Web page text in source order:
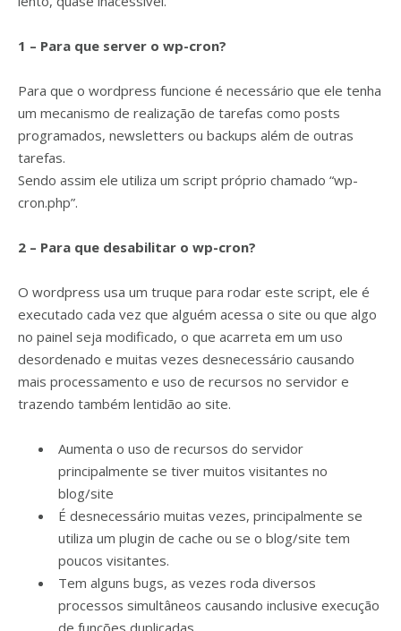
1 – Para que server o wp-cron?
Para que o wordpress funcione é necessário que ele tenha
um mecanismo de realização de tarefas como posts
programados, newsletters ou backups além de outras
tarefas.
Sendo assim ele utiliza um script próprio chamado “wp-
cron.php”.
2 – Para que desabilitar o wp-cron?
O wordpress usa um truque para rodar este script, ele é
executado cada vez que alguém acessa o site ou que algo
no painel seja modificado, o que acarreta em um uso
desordenado e muitas vezes desnecessário causando
mais processamento e uso de recursos no servidor e
trazendo também lentidão ao site.
Aumenta o uso de recursos do servidor
principalmente se tiver muitos visitantes no
blog/site
É desnecessário muitas vezes, principalmente se
utiliza um plugin de cache ou se o blog/site tem
poucos visitantes.
Tem alguns bugs, as vezes roda diversos
processos simultâneos causando inclusive execução
de funções duplicadas.